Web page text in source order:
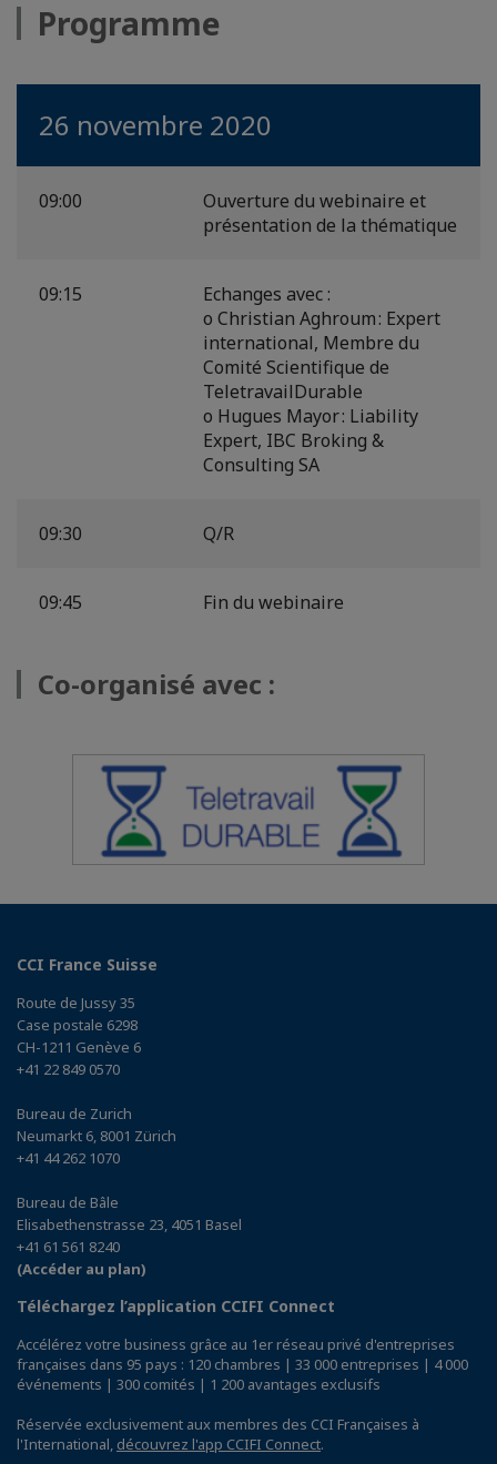
Programme
26 novembre 2020
09:00
Ouverture du webinaire et
présentation de la thématique
09:15
Echanges avec :
o Christian Aghroum : Expert
international, Membre du
Comité Scientifique de
TeletravailDurable
o Hugues Mayor : Liability
Expert, IBC Broking &
Consulting SA
09:30 Q/R
09:45 Fin du webinaire
Co-organisé avec :
CCI France Suisse
Route de Jussy 35
Case postale 6298
CH-1211 Genève 6
+41 22 849 0570
Bureau de Zurich
Neumarkt 6, 8001 Zürich
+41 44 262 1070
Bureau de Bâle
Elisabethenstrasse 23, 4051 Basel
+41 61 561 8240
(Accéder au plan)
Téléchargez l’application CCIFI Connect
Accélérez votre business grâce au 1er réseau privé d'entreprises
françaises dans 95 pays : 120 chambres | 33 000 entreprises | 4 000
événements | 300 comités | 1 200 avantages exclusifs
Réservée exclusivement aux membres des CCI Françaises à
l'International, découvrez l'app CCIFI Connect.